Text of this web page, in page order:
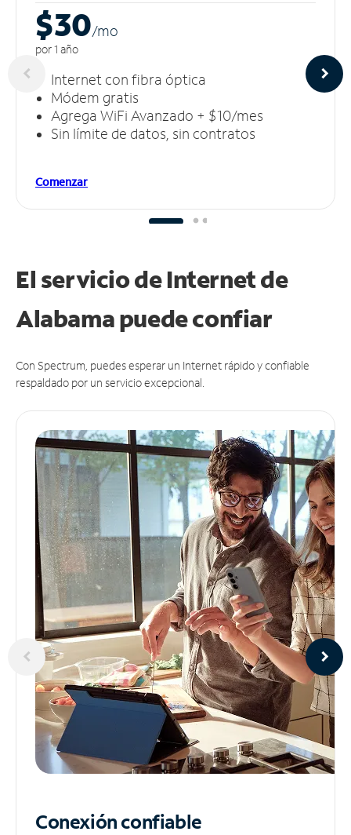
$30/mo
por 1 año
Internet con fibra óptica
Módem gratis
Agrega WiFi Avanzado + $10/mes
Sin límite de datos, sin contratos
Comenzar
El servicio de Internet de
Alabama puedeconfiar
Con Spectrum, puedes esperar un Internet rápido y confiable
respaldado por un servicio excepcional.
Conexión confiable